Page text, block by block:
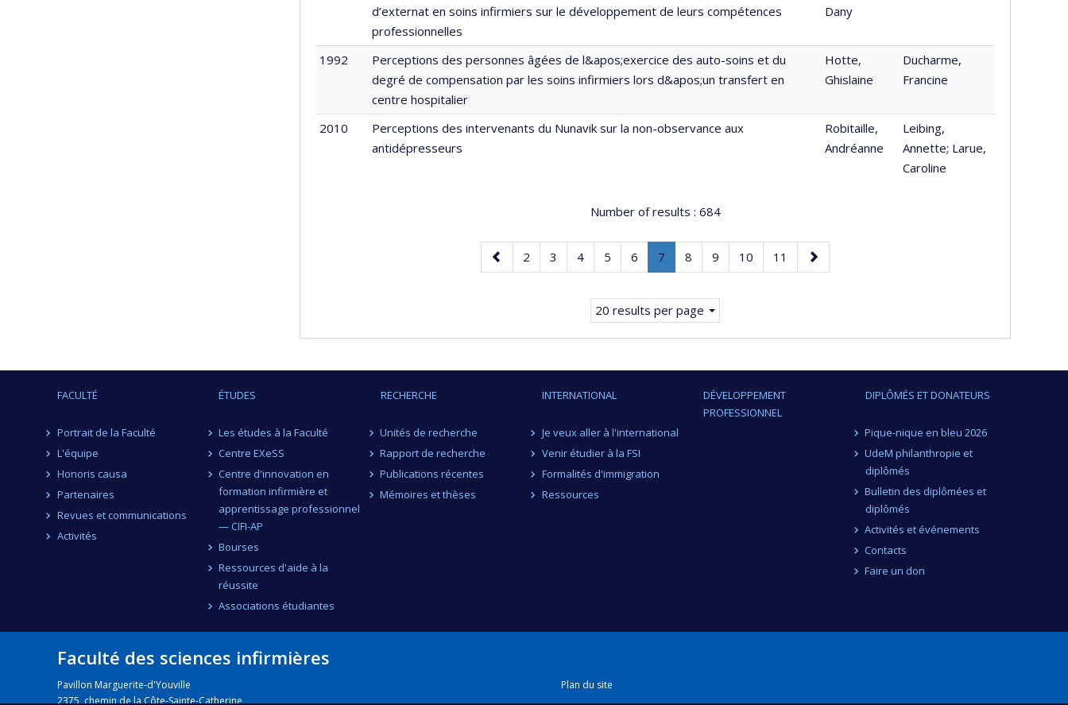
d’externat en soins infirmiers sur le développement de leurs compétences
professionnelles
Dany
1992
Perceptions des personnes âgées de l&apos;exercice des auto-soins et du
degré de compensation par les soins infirmiers lors d&apos;un transfert en
centre hospitalier
Hotte,
Ghislaine
Ducharme,
Francine
2010
Perceptions des intervenants du Nunavik sur la non-observance aux
antidépresseurs
Robitaille,
Andréanne
Leibing,
Annette; Larue,
Caroline
Number of results : 684
Previous
page
Page
2 Page
3 Page
4 Page
5 Page
6 Page
7
Current
page.
Page
8 Page
9 Page
10 Page
11
Next
page
20 results per page
FACULTÉ
Portrait de la Faculté
L'équipe
Honoris causa
Partenaires
Revues et communications
Activités
ÉTUDES
Les études à la Faculté
Centre EXeSS
Centre d'innovation en
formation infirmière et
apprentissage professionnel
— CIFI-AP
Bourses
Ressources d'aide à la
réussite
Associations étudiantes
RECHERCHE
Unités de recherche
Rapport de recherche
Publications récentes
Mémoires et thèses
INTERNATIONAL
Je veux aller à l'international
Venir étudier à la FSI
Formalités d'immigration
Ressources
DÉVELOPPEMENT
PROFESSIONNEL
DIPLÔMÉS ET DONATEURS
Pique-nique en bleu 2026
UdeM philanthropie et
diplômés
Bulletin des diplômées et
diplômés
Activités et événements
Contacts
Faire un don
Faculté des sciences infirmières
Pavillon Marguerite-d'Youville
2375, chemin de la Côte-Sainte-Catherine
Plan du site